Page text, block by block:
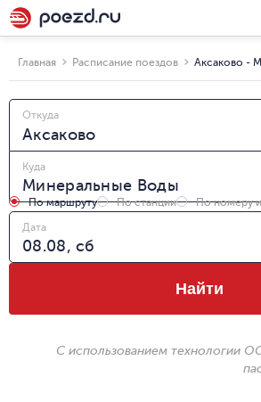
Главная Расписание поездов Аксаково -
Откуда
Куда
По маршруту По станции
По номеру
Дата
Найти
С использованием технологии